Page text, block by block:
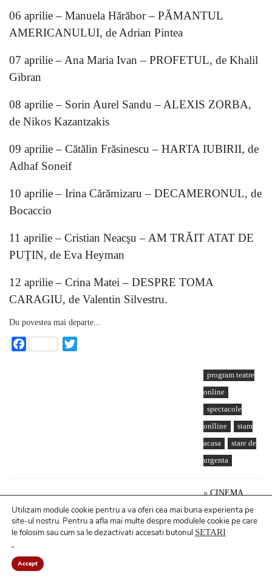
06 aprilie – Manuela Hărăbor – PĂMANTUL
AMERICANULUI, de Adrian Pintea
07 aprilie – Ana Maria Ivan – PROFETUL, de Khalil
Gibran
08 aprilie – Sorin Aurel Sandu – ALEXIS ZORBA,
de Nikos Kazantzakis
09 aprilie – Cătălin Frăsinescu – HARTA IUBIRII, de
Adhaf Soneif
10 aprilie – Irina Cărămizaru – DECAMERONUL, de
Bocaccio
11 aprilie – Cristian Neacşu – AM TRĂIT ATAT DE
PUŢIN, de Eva Heyman
12 aprilie – Crina Matei – DESPRE TOMA
CARAGIU, de Valentin Silvestru.
Du povestea mai departe...
Facebook
program teatre
online
spectacole
onlline
stam
acasa
stare de
urgenta
« CINEMA
ACCES
GRATUIT LA
DOCUMENTARE CU IMAGINI VECHI. SURPRIZA – FILM DESPRE
Utilizam module cookie pentru a va oferi cea mai buna experienta pe
site-ul nostru. Pentru a afla mai multe despre modulele cookie pe care
le folosim sau cum sa le dezactivati accesati butonul SETARI
Accept